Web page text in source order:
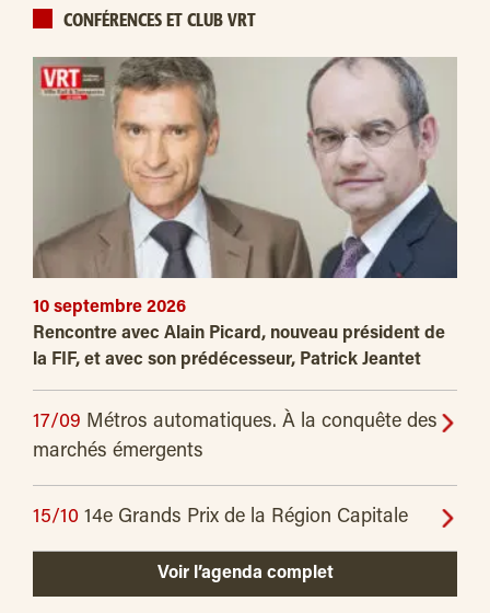
CONFÉRENCES ET CLUB VRT
10 septembre 2026
Rencontre avec Alain Picard, nouveau président de
la FIF, et avec son prédécesseur, Patrick Jeantet
17/09 Métros automatiques. À la conquête des
marchés émergents
15/10 14e Grands Prix de la Région Capitale
Voir l’agenda complet